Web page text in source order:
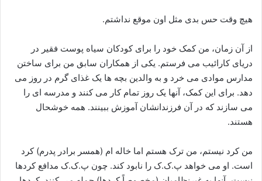
هیچ وقت حس بدی مثل اون موقع نداشتم.
از آن زمان، من کمک خود را برای کودکان سیاه پوست فقیر در
دریای کارائیب می فرستم. یکی از همکاران سابق من برای ساختن
مدارس موادی می خرد و به والدین بچه ها یک غذای گرم در روز می
دهد. برای این کمک، آنها یک روز تمام کار می کنند و مدرسه ای را
می سازند که در آن فرزندانشان آموزش ببینند. همه خوشحال
هستند.
من کرد نیستم، من ترک هستم اما خاله ام (همسر برادر پدرم) کرد
است. او می خواهد پ.ک.ک را نابود کند. چون پ.ک.ک مدافع کردها